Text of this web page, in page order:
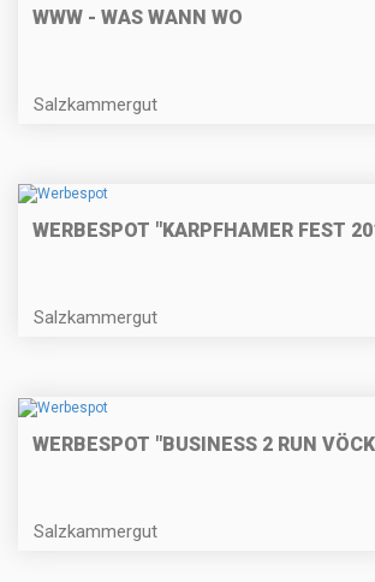
WWW - WAS WANN WO
Salzkammergut
WERBESPOT "KARPFHAMER FEST
Salzkammergut
WERBESPOT "BUSINESS 2 RUN
Salzkammergut